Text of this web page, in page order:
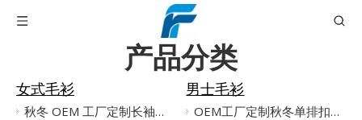
产品分类
女式毛衫
秋冬 OEM 工厂定制长袖米色女士套头针织毛衣
男士毛衫
OEM工厂定制秋冬单排扣男士针织毛衣开衫